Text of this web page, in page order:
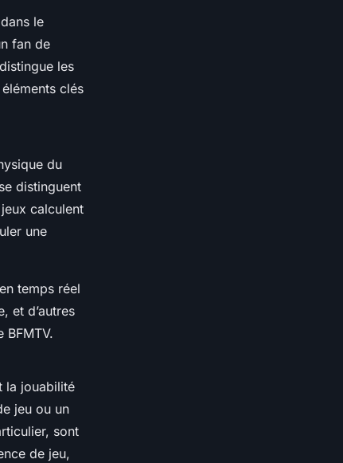
le
fan de
les
clés
du
distinguent
calculent
une
temps réel
et d’autres
la jouabilité
jeu ou un
sont
de jeu,